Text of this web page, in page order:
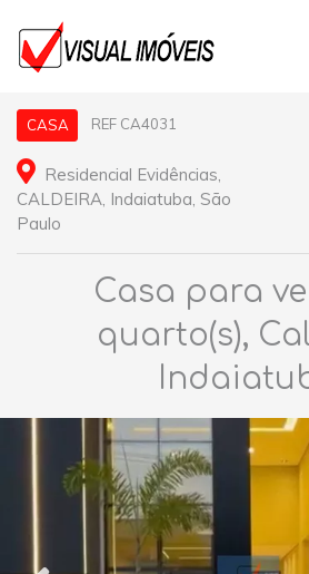
CASA REF CA4031
Residencial Evidências,
CALDEIRA, Indaiatuba, São
Paulo
Casa para
quarto(s),